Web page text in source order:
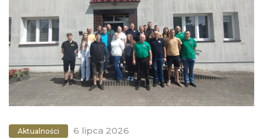
Aktualności 6 lipca 2026